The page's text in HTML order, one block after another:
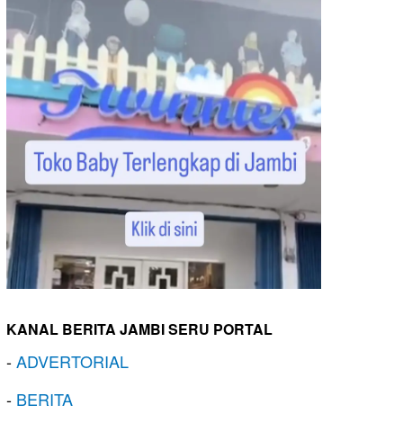
KANAL BERITA JAMBI SERU PORTAL
-ADVERTORIAL
- BERITA